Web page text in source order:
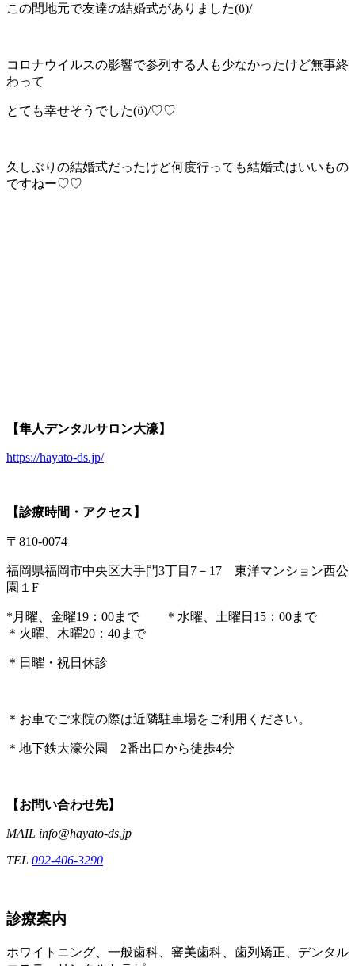
この間地元で友達の結婚式がありました(ϋ)/
コロナウイルスの影響で参列する人も少なかったけど無事終
わって
とても幸せそうでした(ϋ)/♡♡
久しぶりの結婚式だったけど何度行っても結婚式はいいもの
ですねー♡♡
【隼人デンタルサロン大濠】
https://hayato-ds.jp/
【診療時間・アクセス】
〒810-0074
福岡県福岡市中央区大手門3丁目7－17 東洋マンション西公
園１F
*月曜、金曜19：00まで ＊水曜、土曜日15：00まで
＊火曜、木曜20：40まで
＊日曜・祝日休診
＊お車でご来院の際は近隣駐車場をご利用ください。
＊地下鉄大濠公園 2番出口から徒歩4分
【お問い合わせ先】
MAIL info@hayato-ds.jp
TEL 092-406-3290
診療案内
ホワイトニング、一般歯科、審美歯科、歯列矯正、デンタル